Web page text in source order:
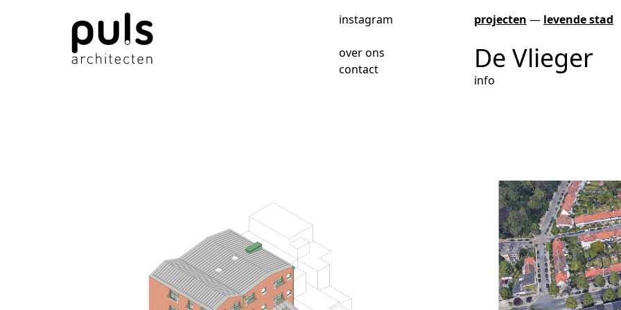
over ons
contact
instagram projecten — levende stad
De Vlieger
info